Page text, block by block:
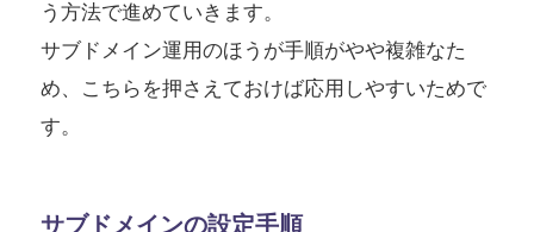
う方法で進めていきます。
サブドメイン運用のほうが手順がやや複雑なた
め、こちらを押さえておけば応用しやすいためで
す。
サブドメインの設定手順